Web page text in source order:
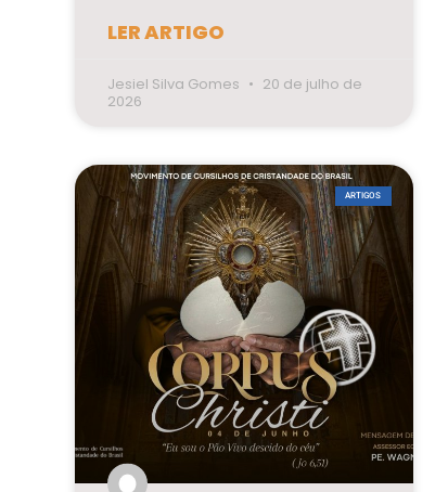
LER ARTIGO
Jesiel Silva Gomes
20 de julho de
2026
ARTIGOS